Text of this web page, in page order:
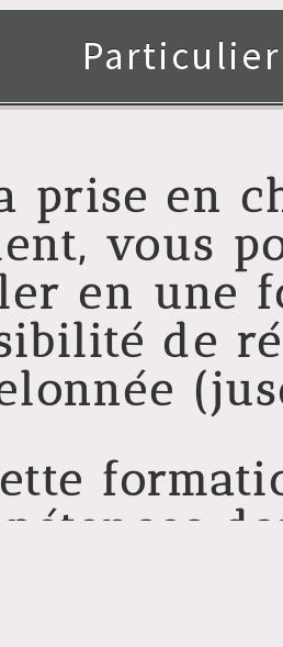
vous
formation
Particulier
prise en
vous
en une
de